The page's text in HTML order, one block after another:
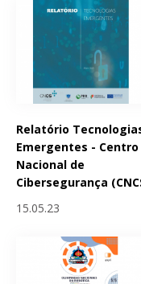
Relatório
Emergentes - Centro
Nacional de
Cibersegurança
15.05.23
Páginas